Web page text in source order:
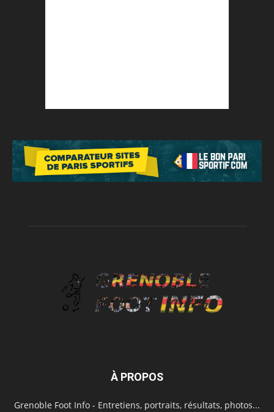
À PROPOS
Grenoble Foot Info - Entretiens, portraits, résultats, photos...